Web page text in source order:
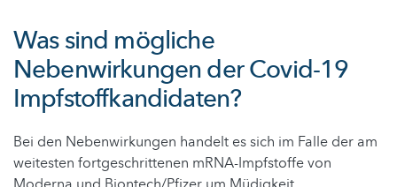
Was sind mögliche
Nebenwirkungen der Covid-19
Impfstoffkandidaten?
Bei den Nebenwirkungen handelt es sich im Falle der am
weitesten fortgeschrittenen mRNA-Impfstoffe von